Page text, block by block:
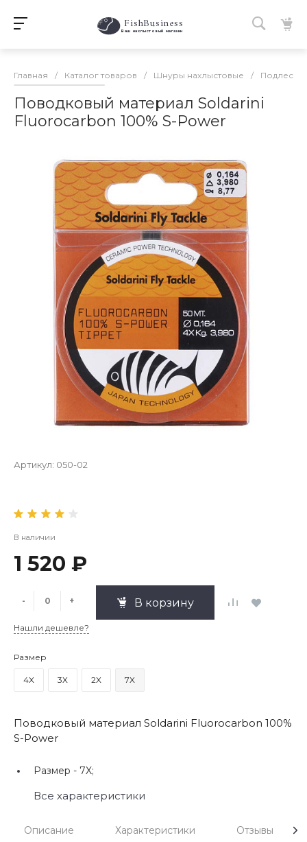
FishBusiness
Ваш нахлыстовый магазин
Главная / Каталог товаров / Шнуры нахлыстовые /
Поводковый материал Soldarini
Fluorocarbon 100% S-Power
Артикул: 050-02
В наличии
1 520 ₽
- + В корзину
Нашли дешевле?
Размер
4X 3X 2X 7X
Поводковый материал Soldarini Fluorocarbon 100%
S-Power
Размер - 7X;
Все характеристики
Описание Характеристики Отзывы